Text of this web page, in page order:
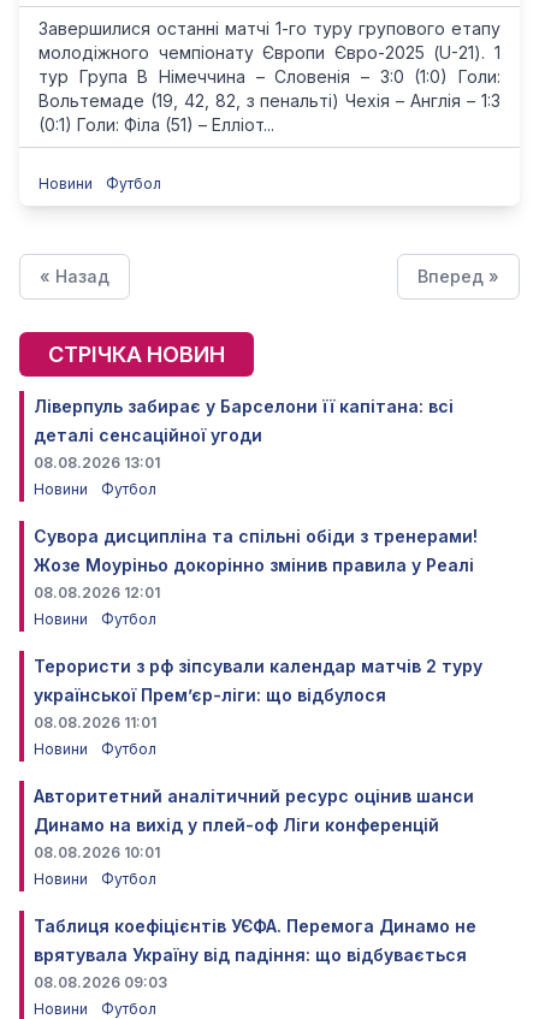
Завершилися останні матчі 1-го туру групового етапу
молодіжного чемпіонату Європи Євро-2025 (U-21). 1
тур Група В Німеччина – Словенія – 3:0 (1:0) Голи:
Вольтемаде (19, 42, 82, з пенальті) Чехія – Англія – 1:3
(0:1) Голи: Філа (51) – Елліот...
Новини Футбол
« Назад Вперед »
СТРІЧКА НОВИН
Ліверпуль забирає у Барселони її капітана: всі
деталі сенсаційної угоди
08.08.2026 13:01
Новини
Футбол
Сувора дисципліна та спільні обіди з тренерами!
Жозе Моуріньо докорінно змінив правила у Реалі
08.08.2026 12:01
Новини
Футбол
Терористи з рф зіпсували календар матчів 2 туру
української Прем’єр-ліги: що відбулося
08.08.2026 11:01
Новини
Футбол
Авторитетний аналітичний ресурс оцінив шанси
Динамо на вихід у плей-оф Ліги конференцій
08.08.2026 10:01
Новини
Футбол
Таблиця коефіцієнтів УЄФА. Перемога Динамо не
врятувала Україну від падіння: що відбувається
08.08.2026 09:03
Новини
Футбол